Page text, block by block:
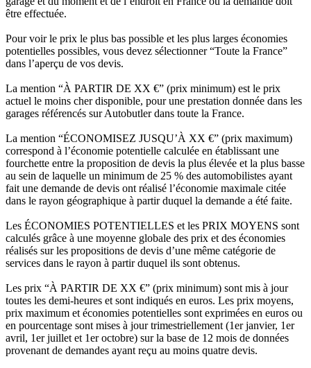
être effectuée.
Pour voir le prix le plus bas possible et les plus larges économies
potentielles possibles, vous devez sélectionner “Toute la France”
dans l’aperçu de vos devis.
La mention “À PARTIR DE XX €” (prix minimum) est le prix
actuel le moins cher disponible, pour une prestation donnée dans les
garages référencés sur Autobutler dans toute la France.
La mention “ÉCONOMISEZ JUSQU’À XX €” (prix maximum)
correspond à l’économie potentielle calculée en établissant une
fourchette entre la proposition de devis la plus élevée et la plus basse
au sein de laquelle un minimum de 25 % des automobilistes ayant
fait une demande de devis ont réalisé l’économie maximale citée
dans le rayon géographique à partir duquel la demande a été faite.
Les ÉCONOMIES POTENTIELLES et les PRIX MOYENS sont
calculés grâce à une moyenne globale des prix et des économies
réalisés sur les propositions de devis d’une même catégorie de
services dans le rayon à partir duquel ils sont obtenus.
Les prix “À PARTIR DE XX €” (prix minimum) sont mis à jour
toutes les demi-heures et sont indiqués en euros. Les prix moyens,
prix maximum et économies potentielles sont exprimées en euros ou
en pourcentage sont mises à jour trimestriellement (1er janvier, 1er
avril, 1er juillet et 1er octobre) sur la base de 12 mois de données
provenant de demandes ayant reçu au moins quatre devis.